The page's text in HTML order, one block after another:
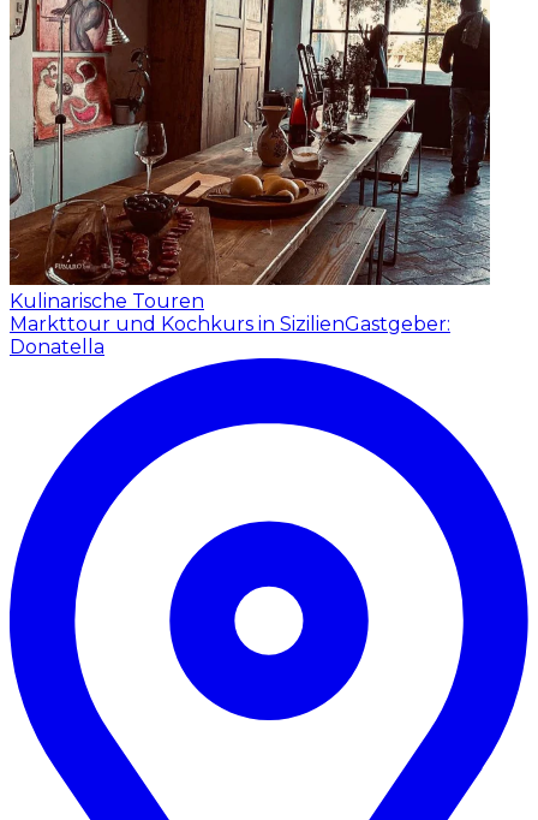
Kulinarische Touren
Markttour und Kochkurs in SizilienGastgeber:
Donatella